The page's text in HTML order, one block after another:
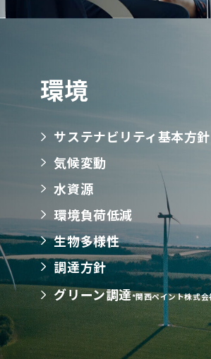
環境
サステナビリティ基本方針
気候変動
水資源
環境負荷低減
生物多様性
調達方針
グリーン調達*関西ペイント株式